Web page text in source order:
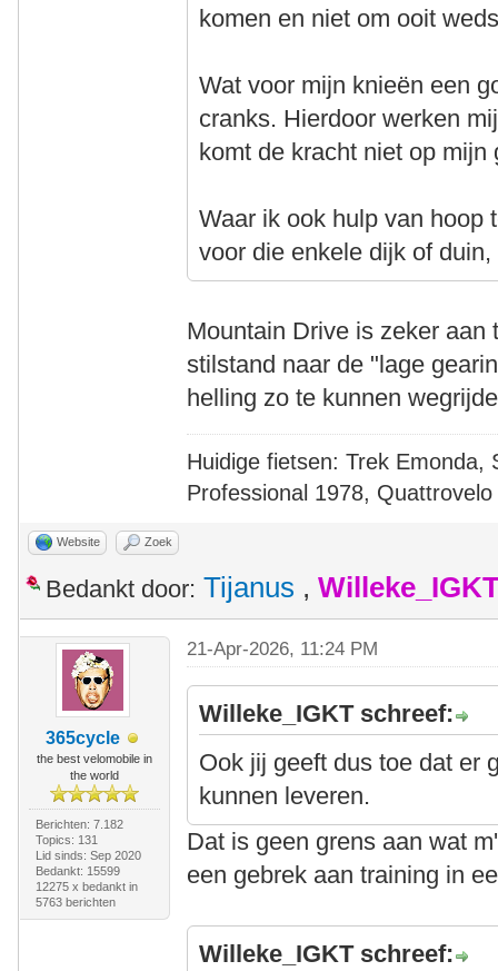
komen en niet om ooit
Wat voor mijn knieën een
cranks. Hierdoor werken
komt de kracht niet op mijn
Waar ik ook hulp van hoop
voor die enkele dijk of
Mountain Drive is zeker
stilstand naar de "lage
helling zo te kunnen
Huidige fietsen: Trek Emonda,
Professional 1978, Quattrovelo
Website Zoek
Bedankt door: Tijanus ,
365cycle
the best velomobile in
the world
Berichten: 7.182
Topics: 131
Lid sinds: Sep 2020
Bedankt: 15599
12275 x bedankt in
5763 berichten
21-Apr-2026, 11:24 PM
Willeke_IGKT schreef:
Ook jij geeft dus toe dat er
kunnen leveren.
Dat is geen grens aan wat
een gebrek aan training in
Willeke_IGKT schreef: